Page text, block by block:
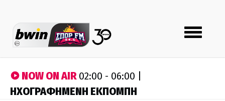
Toggle
navigation
NOW ON AIR02:00 - 06:00 |
ΗΧΟΓΡΑΦΗΜΕΝΗ ΕΚΠΟΜΠΗ